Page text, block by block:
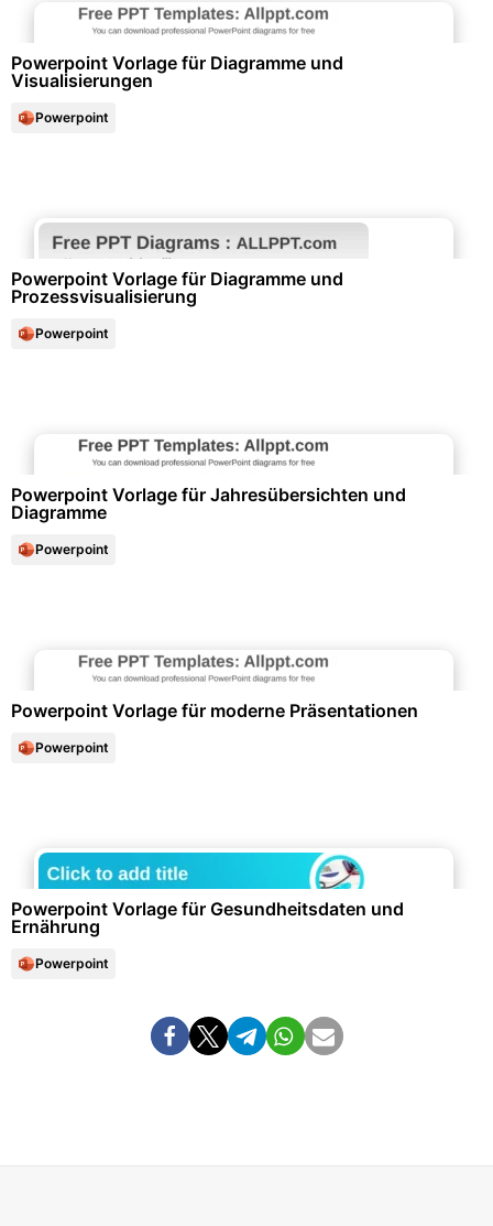
Powerpoint Vorlage für Diagramme und
Visualisierungen
Powerpoint
Powerpoint Vorlage für Diagramme und
Prozessvisualisierung
Powerpoint
Powerpoint Vorlage für Jahresübersichten und
Diagramme
Powerpoint
Powerpoint Vorlage für moderne Präsentationen
Powerpoint
Powerpoint Vorlage für Gesundheitsdaten und
Ernährung
Powerpoint